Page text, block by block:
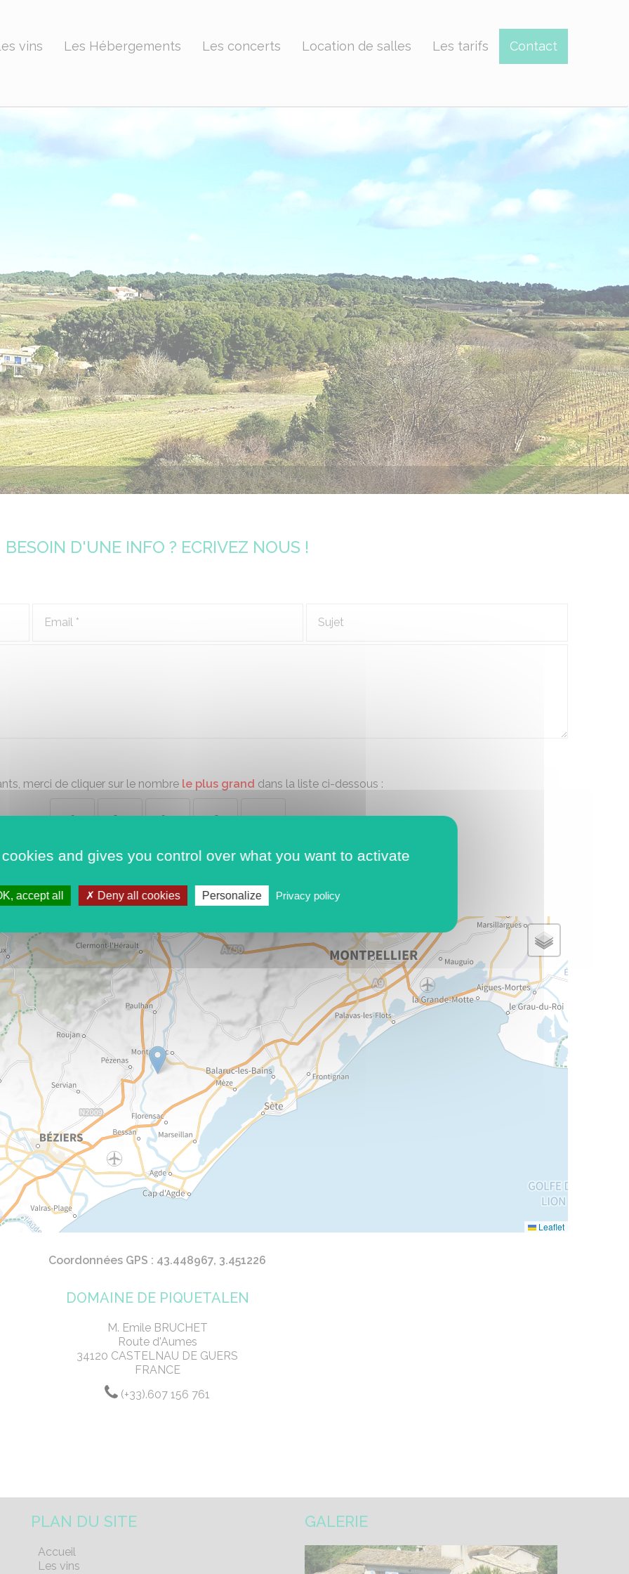
vins Les Hébergements Les concerts Location de salles Les tarifs Contact
BESOIN D'UNE INFO ? ECRIVEZ NOUS !
merci de cliquer sur le nombre le plus grand dans la liste ci-dessous :
765 877 641 381 172
Envoyer
Leaflet
Coordonnées GPS : 43.448967, 3.451226
DOMAINE DE PIQUETALEN
M. Emile BRUCHET
Route d'Aumes
34120 CASTELNAU DE GUERS
FRANCE
(+33).607 156 761
PLAN DU SITE
Accueil
Les vins
GALERIE
and gives you control over what you want to activate
accept all Deny all cookies Personalize Privacy policy